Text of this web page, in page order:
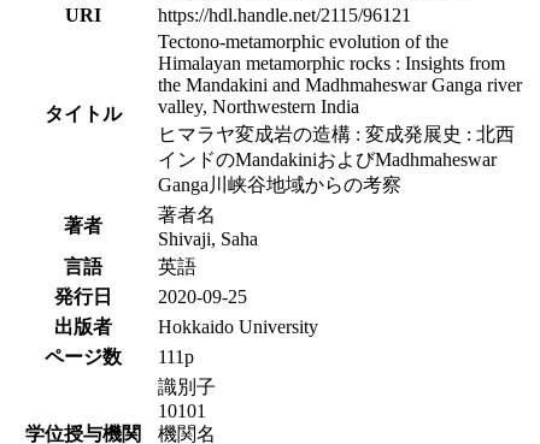
URI
https://hdl.handle.net/2115/96121
タイトル
Tectono-metamorphic evolution of the
Himalayan metamorphic rocks : Insights from
the Mandakini and Madhmaheswar Ganga river
valley, Northwestern India
ヒマラヤ変成岩の造構 : 変成発展史 : 北西
インドのMandakiniおよびMadhmaheswar
Ganga川峡谷地域からの考察
著者
著者名
Shivaji, Saha
言語
英語
発行日
2020-09-25
出版者
Hokkaido University
ページ数
111p
学位授与機関
識別子
10101
機関名